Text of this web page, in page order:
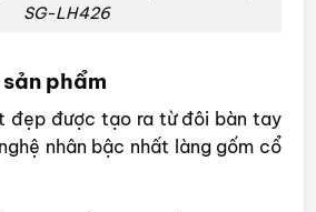
SG-LH426
phẩm
đẹp được tạo ra từ đôi bàn tay
nhân bậc nhất làng gốm cổ